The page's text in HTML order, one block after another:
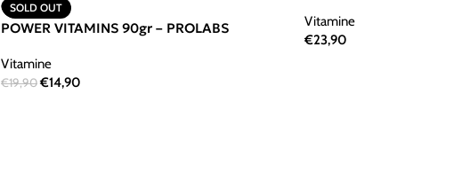
SOLD OUT
POWER VITAMINS 90gr – PROLABS
Vitamine
€19,90€14,90
Vitamine
€23,90